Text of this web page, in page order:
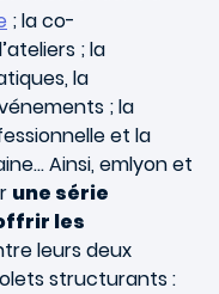
; la co-
; la
la
; la
et la
Ainsi, emlyon et
une série
les
leurs deux
structurants :